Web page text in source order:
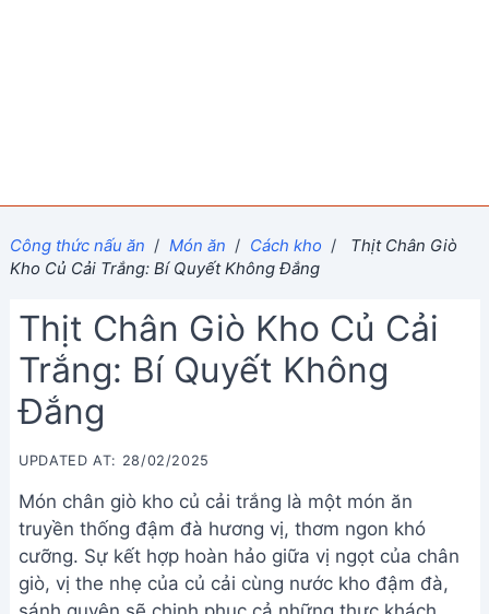
Công thức nấu ăn / Món ăn / Cách kho /
Thịt Chân Giò
Kho Củ Cải Trắng: Bí Quyết Không Đắng
Thịt Chân Giò Kho Củ Cải
Trắng: Bí Quyết Không
Đắng
UPDATED AT: 28/02/2025
Món chân giò kho củ cải trắng là một món ăn
truyền thống đậm đà hương vị, thơm ngon khó
cưỡng. Sự kết hợp hoàn hảo giữa vị ngọt của chân
giò, vị the nhẹ của củ cải cùng nước kho đậm đà,